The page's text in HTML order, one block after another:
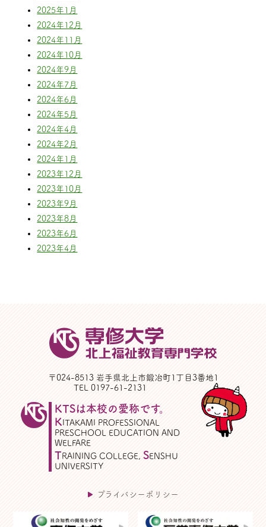
2025年1月
2024年12月
2024年11月
2024年10月
2024年9月
2024年7月
2024年6月
2024年5月
2024年4月
2024年2月
2024年1月
2023年12月
2023年10月
2023年9月
2023年8月
2023年6月
2023年4月
〒024-8513 岩手県北上市鍛冶町1丁目3番地1
TEL 0197-61-2131
KTSは本校の愛称です。
KITAKAMI PROFESSIONAL
PRESCHOOL EDUCATION AND
WELFARE
TRAINING COLLEGE,SENSHU
UNIVERSITY
プライバシーポリシー